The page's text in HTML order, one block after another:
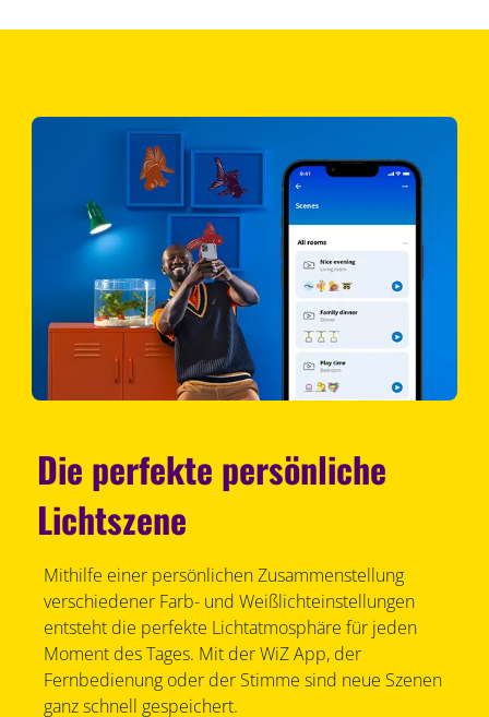
Die perfekte persönliche
Lichtszene
Mithilfe einer persönlichen Zusammenstellung
verschiedener Farb- und Weißlichteinstellungen
entsteht die perfekte Lichtatmosphäre für jeden
Moment des Tages. Mit der WiZ App, der
Fernbedienung oder der Stimme sind neue Szenen
ganz schnell gespeichert.